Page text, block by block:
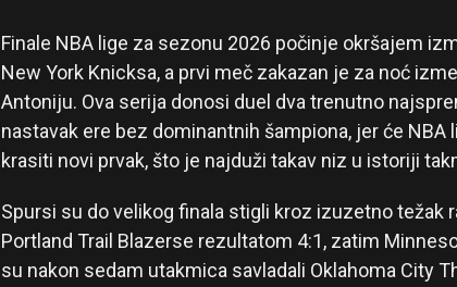
Finale NBA lige za sezonu 2026 počinje okršajem
New York Knicksa, a prvi meč zakazan je za noć
Antoniju. Ova serija donosi duel dva trenutno
nastavak ere bez dominantnih šampiona, jer će
krasiti novi prvak, što je najduži takav niz u istoriji
Spursi su do velikog finala stigli kroz izuzetno težak
Portland Trail Blazerse rezultatom 4:1, zatim
su nakon sedam utakmica savladali Oklahoma City